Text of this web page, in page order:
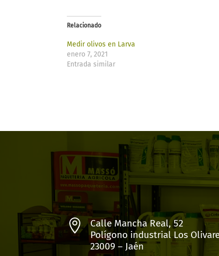
Relacionado
Medir olivos en Larva​
enero 7, 2021
Entrada similar

Calle Mancha Real, 52
Polígono industrial Los
23009 – Jaén